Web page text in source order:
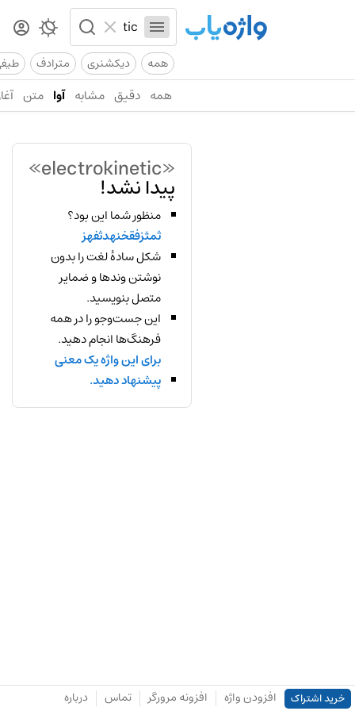
همه دیکشنری مترادف
همه دقیق مشابه آوا متن
«electrokinetic»
پیدا نشد!
منظور شما این بود؟
ثمثزفقخنهدثفهز
شکل سادهٔ لغت را بدون
نوشتن وندها و ضمایر
متصل بنویسید.
این جست‌وجو را در همه
فرهنگ‌ها انجام دهید.
برای این واژه یک معنی
پیشنهاد دهید.
خرید اشتراک افزودن واژه افزونه مرورگر تماس درباره